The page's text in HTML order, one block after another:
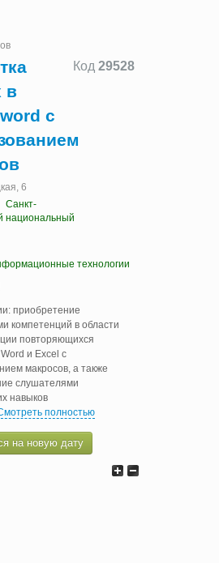
Код 29528
в
с
6
Санкт-
национальный
технологии
приобретение
компетенций в области
повторяющихся
и Excel с
макросов, а также
слушателями
навыков
полностью
на новую дату